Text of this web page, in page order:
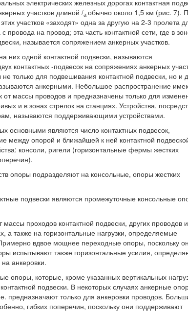
электрических железных дорогах контактная
участков длиной /а обычно около 1,5 км (рис. 7).
участков «заходят» одна за другую на 2-3 пролета
на провод; эта часть контактной сети, где в
называется сопряжением анкерных участков.
одной контактной подвески, называются
контактных -подвесок на сопряжениях анкерных
только для подвешивания контактной подвески, но и
анкерными. Небольшое распространение
массы проводов и предназначены только для
и в зонах стрелок на станциях. Устройства,
называются поддерживающими устройствами.
основными являются число контактных подвесок,
между опорой и ближайшей к ней контактной
консоли, ригели (горизонтальные фермы жестких
опоры подразделяют на консольные, опоры жестких
подвески являются промежуточные консольные
проходов контактной подвески, других проводов и
а также на горизонтальные нагрузки, определяемые
вдвое мощнее переходные опоры, поскольку
испытывают также горизонтальные усилия,
анкеровки.
которые, кроме указанных вертикальных
подвески. В некоторых случаях анкерные
предназначают только для анкеровки проводов.
гибких поперечин, поскольку они поддерживают